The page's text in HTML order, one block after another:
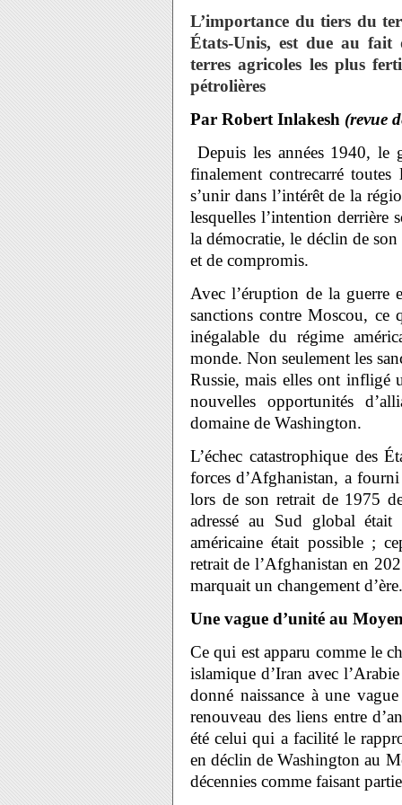
L’importance du tiers du
États-Unis, est due au fait
terres agricoles les plus
pétrolières
Par Robert Inlakesh (revue
Depuis les années 1940, le
finalement contrecarré
s’unir dans l’intérêt de la
lesquelles l’intention
la démocratie, le déclin de
et de compromis.
Avec l’éruption de la guerre
sanctions contre Moscou, ce
inégalable du régime
monde. Non seulement les
Russie, mais elles ont infligé
nouvelles opportunités
domaine de Washington.
L’échec catastrophique des
forces d’Afghanistan, a fourni
lors de son retrait de 1975
adressé au Sud global
américaine était possible ;
retrait de l’Afghanistan en
marquait un changement d’ère.
Une vague d’unité au
Ce qui est apparu comme le
islamique d’Iran avec
donné naissance à une
renouveau des liens entre
été celui qui a facilité le
en déclin de Washington au
décennies comme faisant